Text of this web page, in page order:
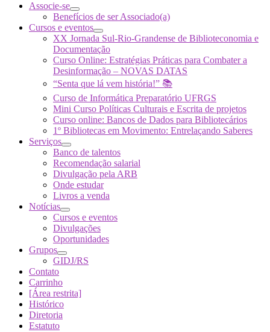
Associe-se
Benefícios de ser Associado(a)
Cursos e eventos
XX Jornada Sul-Rio-Grandense de Biblioteconomia e
Documentação
Curso Online: Estratégias Práticas para Combater a
Desinformação – NOVAS DATAS
“Senta que lá vem história!” 📚
Curso de Informática Preparatório UFRGS
Mini Curso Políticas Culturais e Escrita de projetos
Curso online: Bancos de Dados para Bibliotecários
1º Bibliotecas em Movimento: Entrelaçando Saberes
Serviços
Banco de talentos
Recomendação salarial
Divulgação pela ARB
Onde estudar
Livros a venda
Notícias
Cursos e eventos
Divulgações
Oportunidades
Grupos
GIDJ/RS
Contato
Carrinho
[Área restrita]
Histórico
Diretoria
Estatuto